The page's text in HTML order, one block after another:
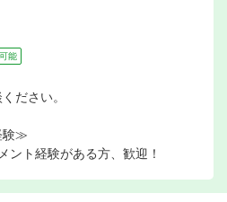
能
ださい。
験≫
ント経験がある方、歓迎！